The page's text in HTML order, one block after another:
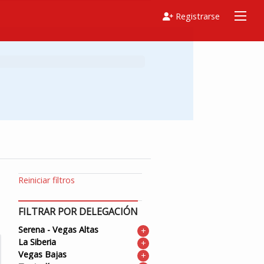
Registrarse
Reiniciar filtros
FILTRAR POR DELEGACIÓN